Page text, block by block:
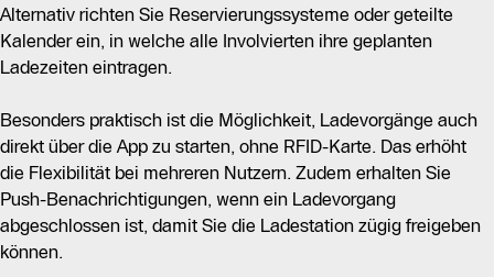
Alternativ richten Sie Reservierungssysteme oder geteilte
Kalender ein, in welche alle Involvierten ihre geplanten
Ladezeiten eintragen.
Besonders praktisch ist die Möglichkeit, Ladevorgänge auch
direkt über die App zu starten, ohne RFID-Karte. Das erhöht
die Flexibilität bei mehreren Nutzern. Zudem erhalten Sie
Push-Benachrichtigungen, wenn ein Ladevorgang
abgeschlossen ist, damit Sie die Ladestation zügig freigeben
können.